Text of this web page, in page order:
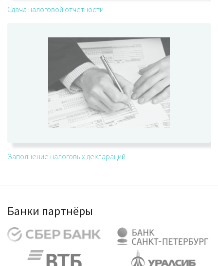
Сдача налоговой отчетности
Заполнение налоговых деклараций
Банки партнёры